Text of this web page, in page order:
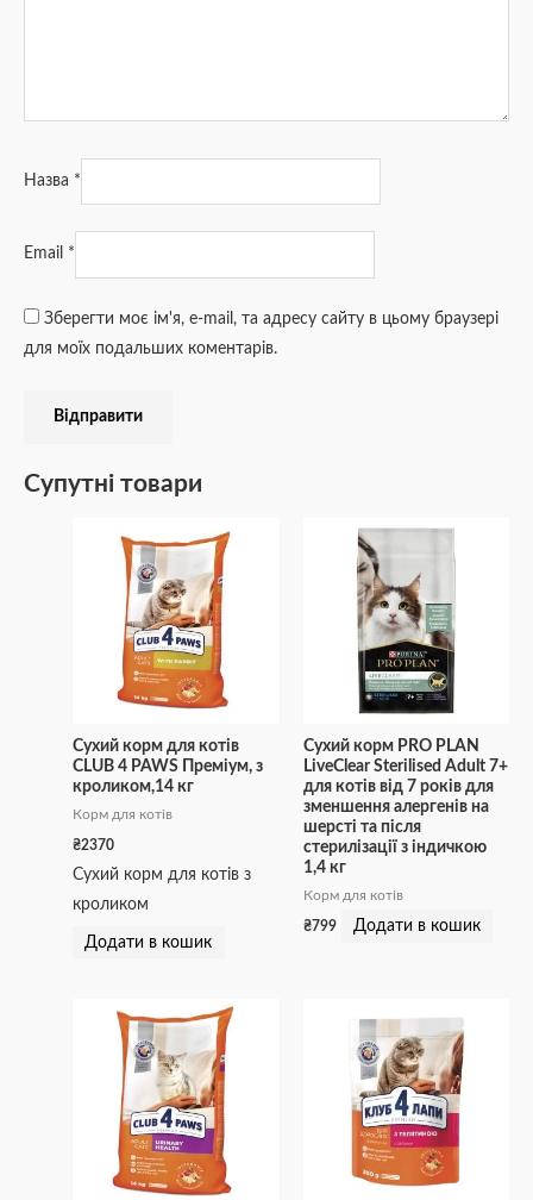
Назва *
Email *
Зберегти моє ім'я, e-mail, та адресу сайту в цьому браузері
для моїх подальших коментарів.
Супутні товари
Сухий корм для котів
CLUB 4 PAWS Преміум, з
кроликом,14 кг
Корм для котів
₴2370
Сухий корм для котів з
кроликом
Додати в кошик
Сухий корм PRO PLAN
LiveClear Sterilised Adult 7+
для котів від 7 років для
зменшення алергенів на
шерсті та після
стерилізації з індичкою
1,4 кг
Корм для котів
₴799 Додати в кошик